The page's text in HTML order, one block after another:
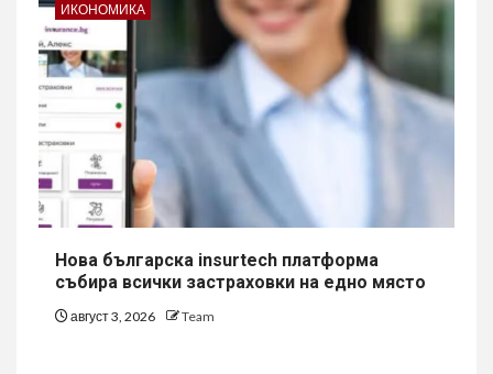
ИКОНОМИКА
Нова българска insurtech платформа
събира всички застраховки на едно място
август 3, 2026 Team